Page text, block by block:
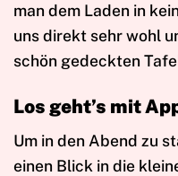
man dem Laden in
uns direkt sehr wohl
schön gedeckten
Los geht’s mit
Um in den Abend zu
einen Blick in die